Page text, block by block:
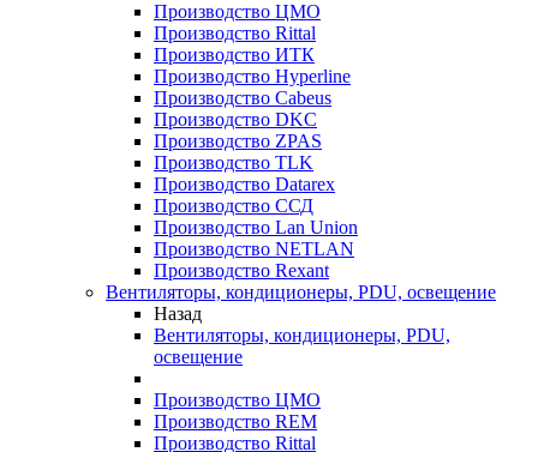
Производство ЦМО
Производство Rittal
Производство ИТК
Производство Hyperline
Производство Cabeus
Производство DKC
Производство ZPAS
Производство TLK
Производство Datarex
Производство ССД
Производство Lan Union
Производство NETLAN
Производство Rexant
Вентиляторы, кондиционеры, PDU, освещение
Назад
Вентиляторы, кондиционеры, PDU,
освещение
Производство ЦМО
Производство REM
Производство Rittal